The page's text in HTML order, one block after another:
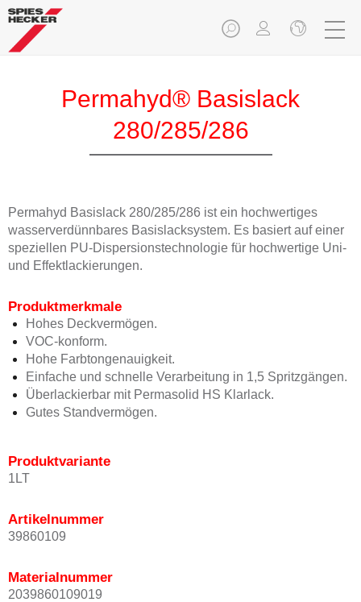
Permahyd® Basislack
280/285/286
Permahyd Basislack 280/285/286 ist ein hochwertiges
wasserverdünnbares Basislacksystem. Es basiert auf einer
speziellen PU-Dispersionstechnologie für hochwertige Uni-
und Effektlackierungen.
Produktmerkmale
Hohes Deckvermögen.
VOC-konform.
Hohe Farbtongenauigkeit.
Einfache und schnelle Verarbeitung in 1,5 Spritzgängen.
Überlackierbar mit Permasolid HS Klarlack.
Gutes Standvermögen.
Produktvariante
1LT
Artikelnummer
39860109
Materialnummer
2039860109019